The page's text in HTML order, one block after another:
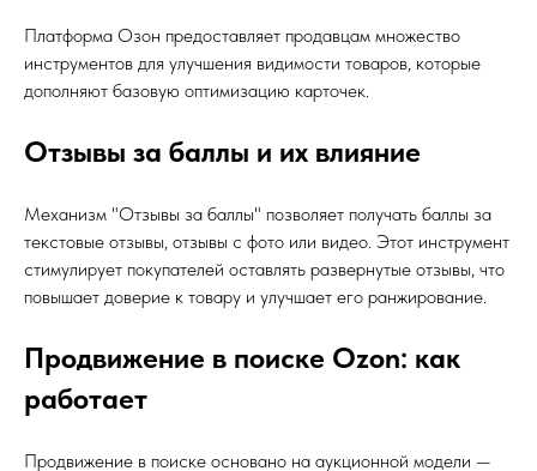
Платформа Озон предоставляет продавцам множество
инструментов для улучшения видимости товаров, которые
дополняют базовую оптимизацию карточек.
Отзывы за баллы и их влияние
Механизм "Отзывы за баллы" позволяет получать баллы за
текстовые отзывы, отзывы с фото или видео. Этот инструмент
стимулирует покупателей оставлять развернутые отзывы, что
повышает доверие к товару и улучшает его ранжирование.
Продвижение в поиске Ozon: как
работает
Продвижение в поиске основано на аукционной модели —